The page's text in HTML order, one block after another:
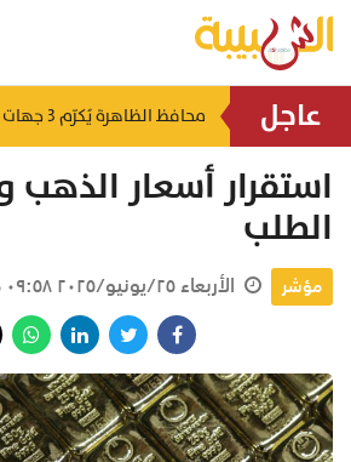
عاجل
منذ ١٦ ساعة
استقرار أسعار
الطلب
مؤشر الأربعاء ٢٥/يونيو/٢٠٢٥ ٠٩:٥٨ ص